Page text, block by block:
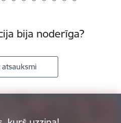
bija noderīga?
atsauksmi